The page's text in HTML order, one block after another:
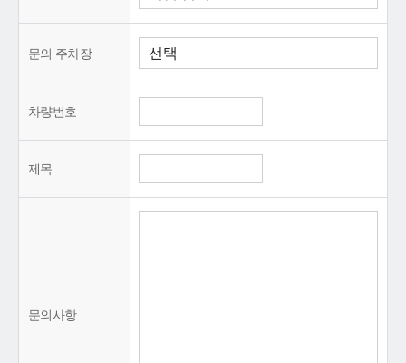
문의 주차장
차량번호
제목
문의사항